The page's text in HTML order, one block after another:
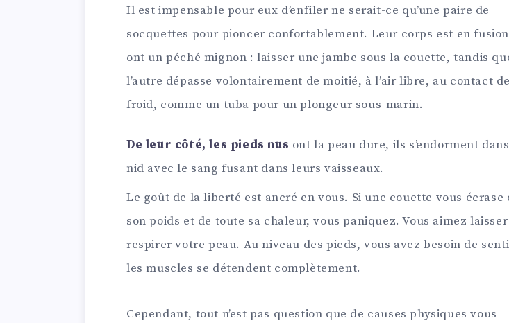
Il est impensable pour eux d’enfiler ne serait-ce qu’une paire de
socquettes pour pioncer confortablement. Leur corps est en
ont un péché mignon : laisser une jambe sous la couette, tandis
l’autre dépasse volontairement de moitié, à l’air libre, au contact
froid, comme un tuba pour un plongeur sous-marin.
De leur côté, les pieds nus ont la peau dure, ils s’endorment
nid avec le sang fusant dans leurs vaisseaux.
Le goût de la liberté est ancré en vous. Si une couette vous écrase
son poids et de toute sa chaleur, vous paniquez. Vous aimez laisser
respirer votre peau. Au niveau des pieds, vous avez besoin de
les muscles se détendent complètement.
Cependant, tout n’est pas question que de causes physiques vous